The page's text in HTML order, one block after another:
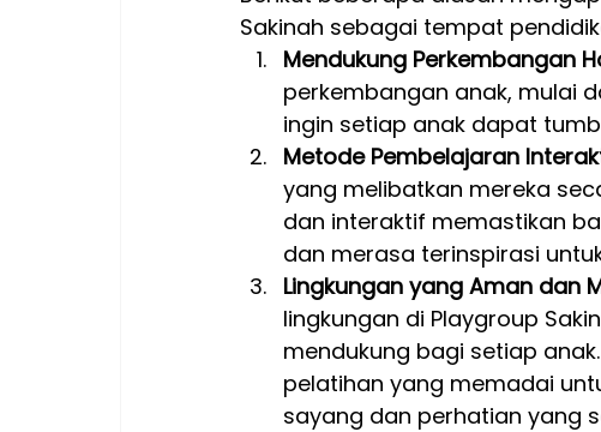
Sakinah sebagai tempat
Mendukung Perkembangan
perkembangan anak, mulai
ingin setiap anak dapat
Metode Pembelajaran
yang melibatkan mereka
dan interaktif memastikan
dan merasa terinspirasi
Lingkungan yang Aman dan
lingkungan di Playgroup
mendukung bagi setiap
pelatihan yang memadai
sayang dan perhatian yang